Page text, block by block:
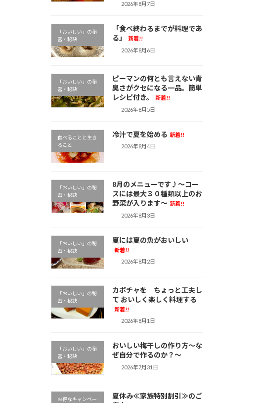
2026年8月7日
「おいしい」の秘
密・秘訣
「食べ終わるまでが料理であ
る」
新着!!
2026年8月6日
「おいしい」の秘
密・秘訣
ピーマンの何とも言えない青
臭さがクセになる一品。簡単
レシピ付き。
新着!!
2026年8月5日
食べることと生き
ること
冷汁で夏を始める 新着!!
2026年8月4日
「おいしい」の秘
密・秘訣
8月のメニューです♪～コー
スには最大３０種類以上のお
野菜が入ります～ 新着!!
2026年8月3日
「おいしい」の秘
密・秘訣
夏には夏の魚がおいしい
新着!!
2026年8月2日
「おいしい」の秘
密・秘訣
カボチャを ちょっと工夫し
て おいしく楽しく料理する
新着!!
2026年8月1日
「おいしい」の秘
密・秘訣
おいしい梅干しの作り方～な
ぜ自分で作るのか？～
2026年7月31日
お得なキャンペー
夏休み≪家族特別割引≫のご